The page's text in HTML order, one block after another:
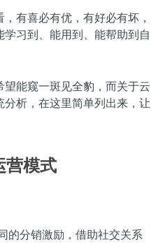
有喜必有优，有好必有坏，
习到、能用到、能帮助到自
能窥一斑见全豹，而关于云
析，在这里简单列出来，让
营模式
的分销激励，借助社交关系